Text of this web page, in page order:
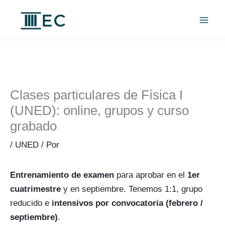
Clases particulares de Física I
(UNED): online, grupos y curso
grabado
/ UNED / Por
Entrenamiento de examen para aprobar en el 1er
cuatrimestre y en septiembre. Tenemos 1:1, grupo
reducido e intensivos por convocatoria (febrero /
septiembre).